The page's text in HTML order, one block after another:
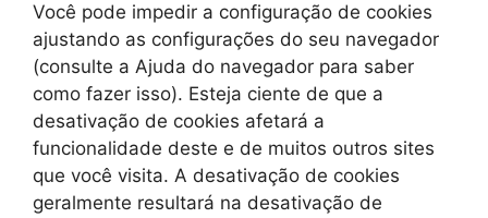
Você pode impedir a configuração de cookies
ajustando as configurações do seu navegador
(consulte a Ajuda do navegador para saber
como fazer isso). Esteja ciente de que a
desativação de cookies afetará a
funcionalidade deste e de muitos outros sites
que você visita. A desativação de cookies
geralmente resultará na desativação de